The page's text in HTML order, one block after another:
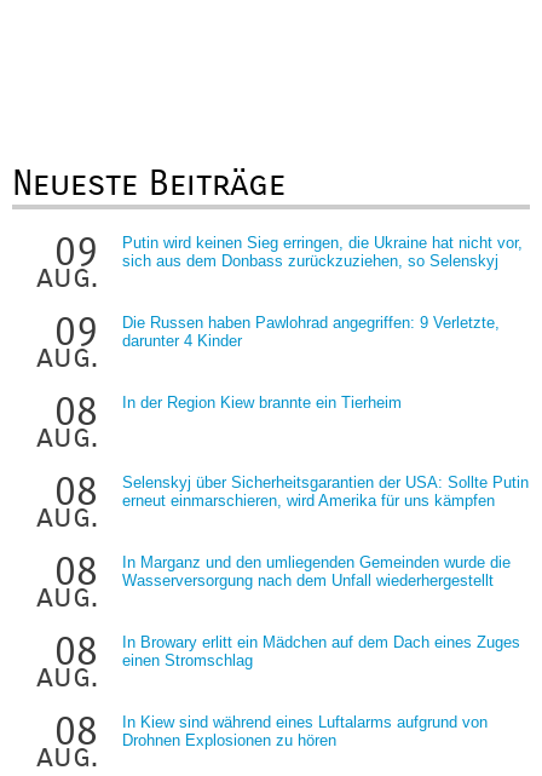
Neueste Beiträge
09
aug.
Putin wird keinen Sieg erringen, die Ukraine hat nicht vor,
sich aus dem Donbass zurückzuziehen, so Selenskyj
09
aug.
Die Russen haben Pawlohrad angegriffen: 9 Verletzte,
darunter 4 Kinder
08
aug.
In der Region Kiew brannte ein Tierheim
08
aug.
Selenskyj über Sicherheitsgarantien der USA: Sollte Putin
erneut einmarschieren, wird Amerika für uns kämpfen
08
aug.
In Marganz und den umliegenden Gemeinden wurde die
Wasserversorgung nach dem Unfall wiederhergestellt
08
aug.
In Browary erlitt ein Mädchen auf dem Dach eines Zuges
einen Stromschlag
08
aug.
In Kiew sind während eines Luftalarms aufgrund von
Drohnen Explosionen zu hören